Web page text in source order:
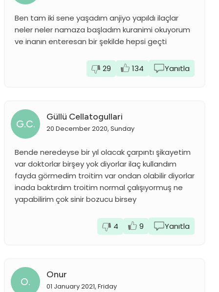
Ben tam iki sene yaşadım anjiyo yapıldı ilaçlar
neler neler namaza başladım kuranimi okuyorum
ve inanın enteresan bir şekilde hepsi geçti
29 134 Yanıtla
G.C.
Güllü Cellatogullari
20 December 2020, Sunday
Bende neredeyse bir yıl olacak çarpıntı şikayetim
var doktorlar birşey yok diyorlar ilaç kullandım
fayda görmedim troitim var ondan olabilir diyorlar
inada baktırdım troitim normal çalışıyormuş ne
yapabilirim çok sinir bozucu birsey
4 9 Yanıtla
O.
Onur
01 January 2021, Friday